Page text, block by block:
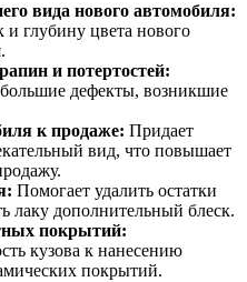
вида нового автомобиля:
и глубину цвета нового
и потертостей:
дефекты, возникшие
к продаже: Придает
вид, что повышает
Помогает удалить остатки
лаку дополнительный блеск.
покрытий:
кузова к нанесению
покрытий.